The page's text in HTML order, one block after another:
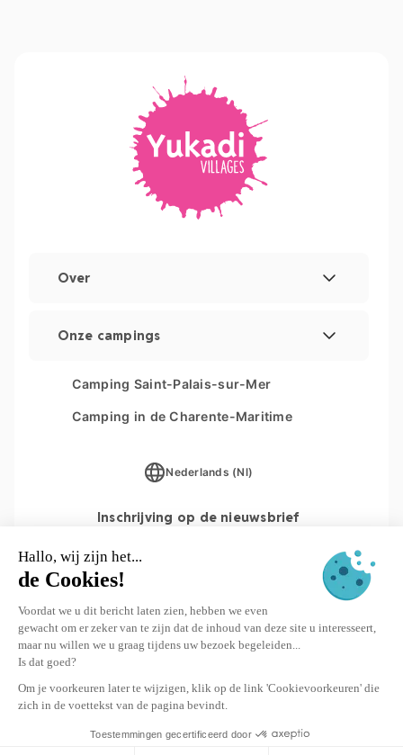
Bestemming
Over
Overzicht van de website
Onze campings
Les Couleurs de la Coubre
Parc Sainte Brigitte
Le Domaine de Drancourt
Camping Saint-Palais-sur-Mer
Camping in de Charente-Maritime
Nederlands (Nl)
Inschrijving op de nieuwsbrief
INSCHRIJVEN